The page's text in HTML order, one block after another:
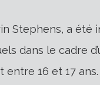
Stephens, a
dans le cadre
16 et 17